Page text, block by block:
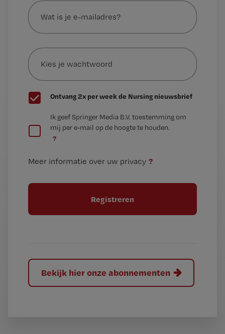
is
je
mailadres?
Kies
je
wachtwoord
G
e
t
Ontvang 2x per week de Nursing nieuwsbrief
e
t
t
l
Ik geef Springer Media B.V. toestemming om
mij per e-mail op de hoogte te houden.
?
Meer informatie over uw privacy ?
Bekijk hier onze abonnementen